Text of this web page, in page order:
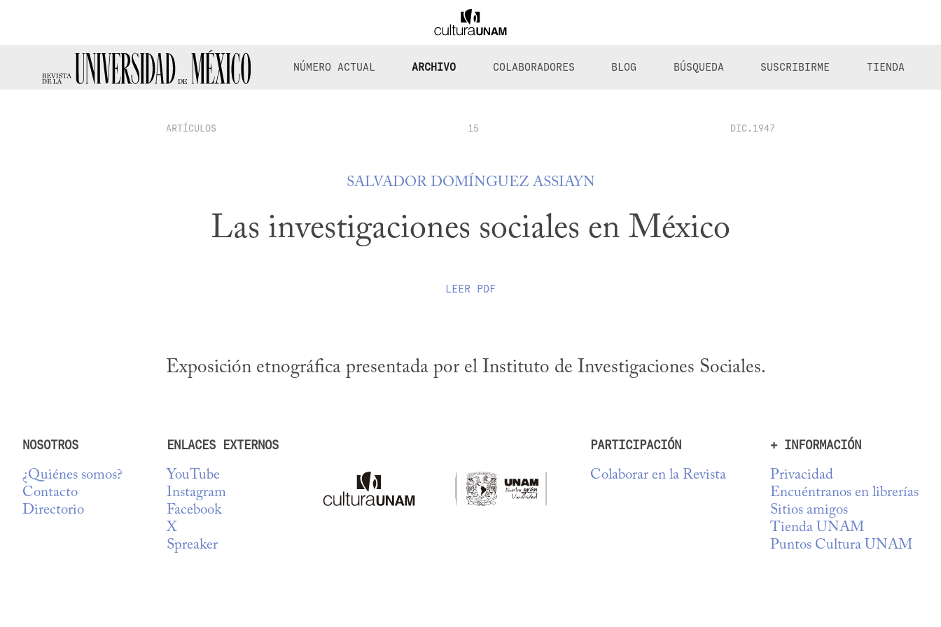
NÚMERO ACTUAL ARCHIVO COLABORADORES BLOG BÚSQUEDA SUSCRIBIRME TIENDA
ARTÍCULOS 15 DIC.1947
SALVADOR DOMÍNGUEZ ASSIAYN
Las investigaciones sociales en México
LEER PDF
Exposición etnográfica presentada por el Instituto de Investigaciones Sociales.
NOSOTROS
¿Quiénes somos?
Contacto
Directorio
ENLACES EXTERNOS
YouTube
Instagram
Facebook
X
Spreaker
PARTICIPACIÓN
Colaborar en la Revista
+ INFORMACIÓN
Privacidad
Encuéntranos en librerías
Sitios amigos
Tienda UNAM
Puntos Cultura UNAM